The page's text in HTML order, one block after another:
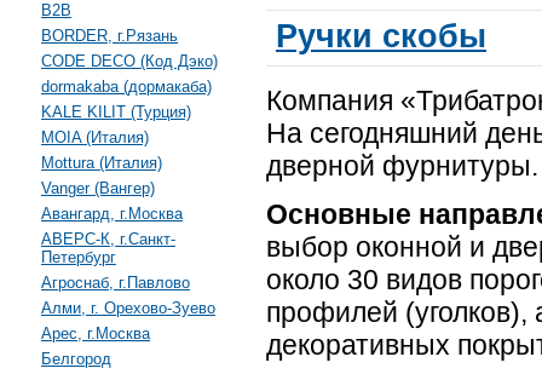
B2B
BORDER, г.Рязань
CODE DECO (Код Дэко)
dormakaba (дормакаба)
KALE KILIT (Турция)
MOIA (Италия)
Mottura (Италия)
Vanger (Вангер)
Авангард, г.Москва
АВЕРС-К, г.Санкт-
Петербург
Агроснаб, г.Павлово
Алми, г. Орехово-Зуево
Арес, г.Москва
Белгород
Ручки скобы
Компания
На сегодняшний
дверной фурнитуры.
Основные
выбор оконной и
около 30 видов
профилей (уголков),
декоративных